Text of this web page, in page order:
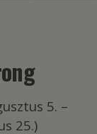
5. –
25.)